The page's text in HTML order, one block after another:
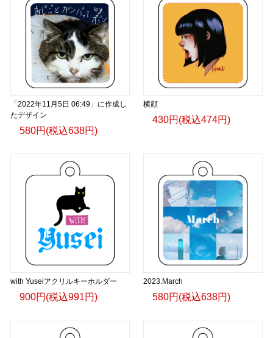
「2022年11月5日 06:49」に作成し
たデザイン
580円(税込638円)
横顔
430円(税込474円)
with Yuseiアクリルキーホルダー
900円(税込991円)
2023.March
580円(税込638円)